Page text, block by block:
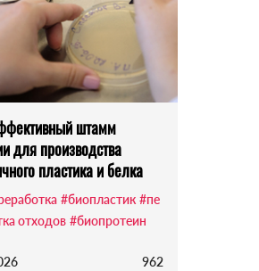
штамм
для производства
пластика и белка
#биопластик #пе
отходов #биопротеин
962